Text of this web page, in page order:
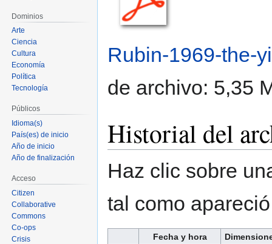
Rubin-1969-the-
de archivo: 5,35
Historial del
Haz clic sobre
tal como
Fecha y hora
Dominios
Arte
Ciencia
Cultura
Economía
Política
Tecnología
Públicos
Idioma(s)
País(es) de inicio
Año de inicio
Año de finalización
Acceso
Citizen
Collaborative
Commons
Co-ops
Crisis